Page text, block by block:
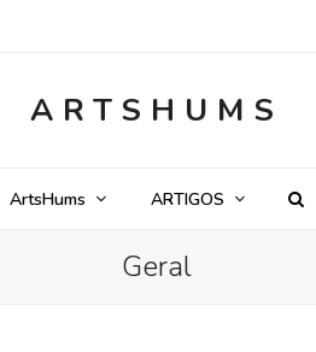
ARTSHUMS
ArtsHums ARTIGOS
Geral